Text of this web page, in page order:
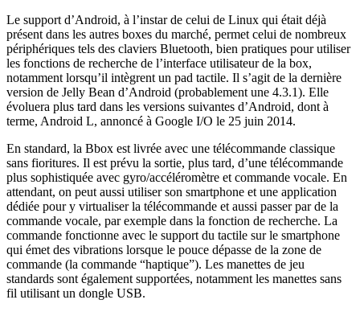
Le support d’Android, à l’instar de celui de Linux qui était déjà
présent dans les autres boxes du marché, permet celui de nombreux
périphériques tels des claviers Bluetooth, bien pratiques pour utiliser
les fonctions de recherche de l’interface utilisateur de la box,
notamment lorsqu’il intègrent un pad tactile. Il s’agit de la dernière
version de Jelly Bean d’Android (probablement une 4.3.1). Elle
évoluera plus tard dans les versions suivantes d’Android, dont à
terme, Android L, annoncé à Google I/O le 25 juin 2014.
En standard, la Bbox est livrée avec une télécommande classique
sans fioritures. Il est prévu la sortie, plus tard, d’une télécommande
plus sophistiquée avec gyro/accéléromètre et commande vocale. En
attendant, on peut aussi utiliser son smartphone et une application
dédiée pour y virtualiser la télécommande et aussi passer par de la
commande vocale, par exemple dans la fonction de recherche. La
commande fonctionne avec le support du tactile sur le smartphone
qui émet des vibrations lorsque le pouce dépasse de la zone de
commande (la commande “haptique”). Les manettes de jeu
standards sont également supportées, notamment les manettes sans
fil utilisant un dongle USB.